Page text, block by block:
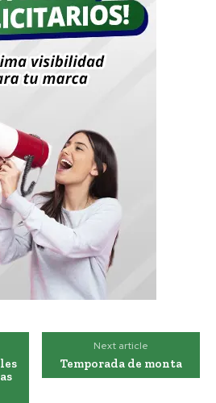
Next article
Temporada de monta